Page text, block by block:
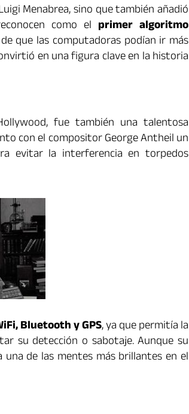
Menabrea, sino que también añadió
como el primer algoritmo
que las computadoras podían ir más
en una figura clave en la historia
fue también una talentosa
con el compositor George Antheil un
evitar la interferencia en torpedos
Bluetooth y GPS, ya que permitía la
su detección o sabotaje. Aunque su
de las mentes más brillantes en el